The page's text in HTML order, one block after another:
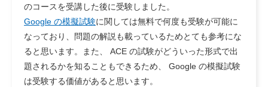
のコースを受講した後に受験しました。
Google の模擬試験に関しては無料で何度も受験が可能に
なっており、問題の解説も載っているためとても参考にな
ると思います。また、 ACE の試験がどういった形式で出
題されるかを知ることもできるため、 Google の模擬試験
は受験する価値があると思います。